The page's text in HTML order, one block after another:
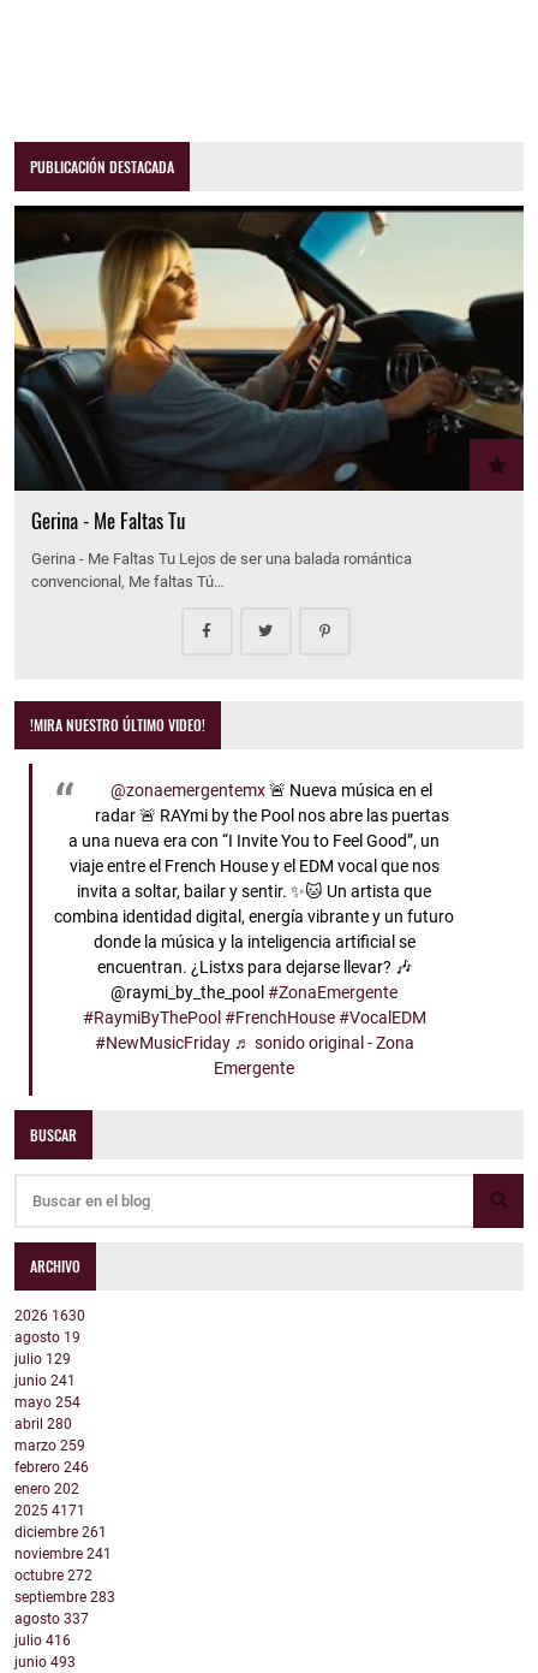
PUBLICACIÓN DESTACADA
Gerina - Me Faltas Tu
Gerina - Me Faltas Tu Lejos de ser una balada romántica
convencional, Me faltas Tú…
!MIRA NUESTRO ÚLTIMO VIDEO!
@zonaemergentemx🚨 Nueva música en el
radar 🚨 RAYmi by the Pool nos abre las puertas
a una nueva era con “I Invite You to Feel Good”, un
viaje entre el French House y el EDM vocal que nos
invita a soltar, bailar y sentir. ✨🐱 Un artista que
combina identidad digital, energía vibrante y un futuro
donde la música y la inteligencia artificial se
encuentran. ¿Listxs para dejarse llevar? 🎶
@raymi_by_the_pool#ZonaEmergente
#RaymiByThePool #FrenchHouse #VocalEDM
#NewMusicFriday ♬ sonido original - Zona
Emergente
BUSCAR
ARCHIVO
2026 1630
agosto 19
julio 129
junio 241
mayo 254
abril 280
marzo 259
febrero 246
enero 202
2025 4171
diciembre 261
noviembre 241
octubre 272
septiembre 283
agosto 337
julio 416
junio 493